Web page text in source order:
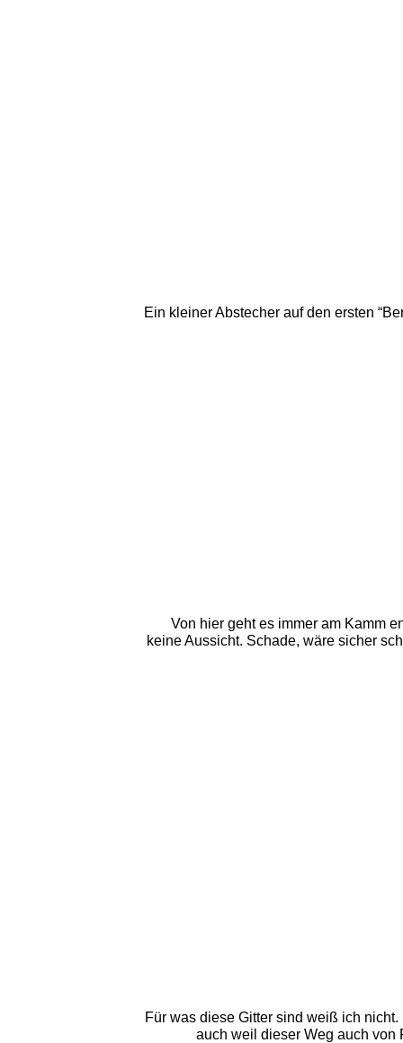
Ein kleiner Abstecher auf den ersten
Von hier geht es immer am Kamm
keine Aussicht. Schade, wäre sicher
Für was diese Gitter sind weiß ich
auch weil dieser Weg auch von